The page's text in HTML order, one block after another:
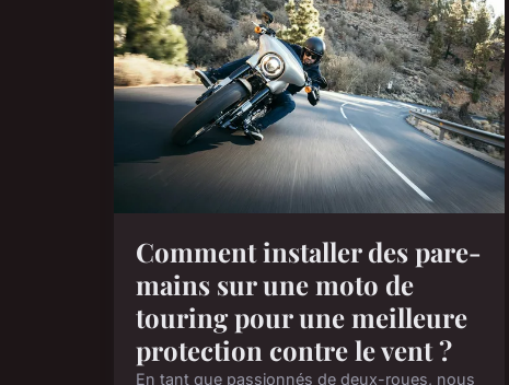
Comment installer des pare-
mains sur une moto de
touring pour une meilleure
protection contre le vent ?
En tant que passionnés de deux-roues, nous